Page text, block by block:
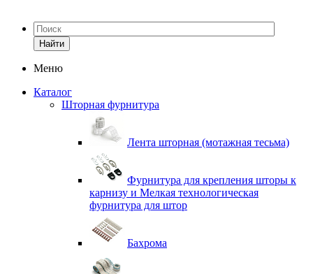
Найти
Меню
Каталог
Шторная фурнитура
Лента шторная (мотажная тесьма)
Фурнитура для крепления шторы к
карнизу и Мелкая технологическая
фурнитура для штор
Бахрома